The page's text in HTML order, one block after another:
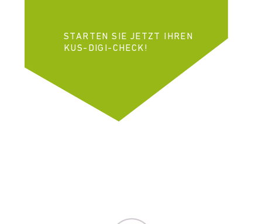
STARTEN SIE JETZT IHREN
KUS-DIGI-CHECK!